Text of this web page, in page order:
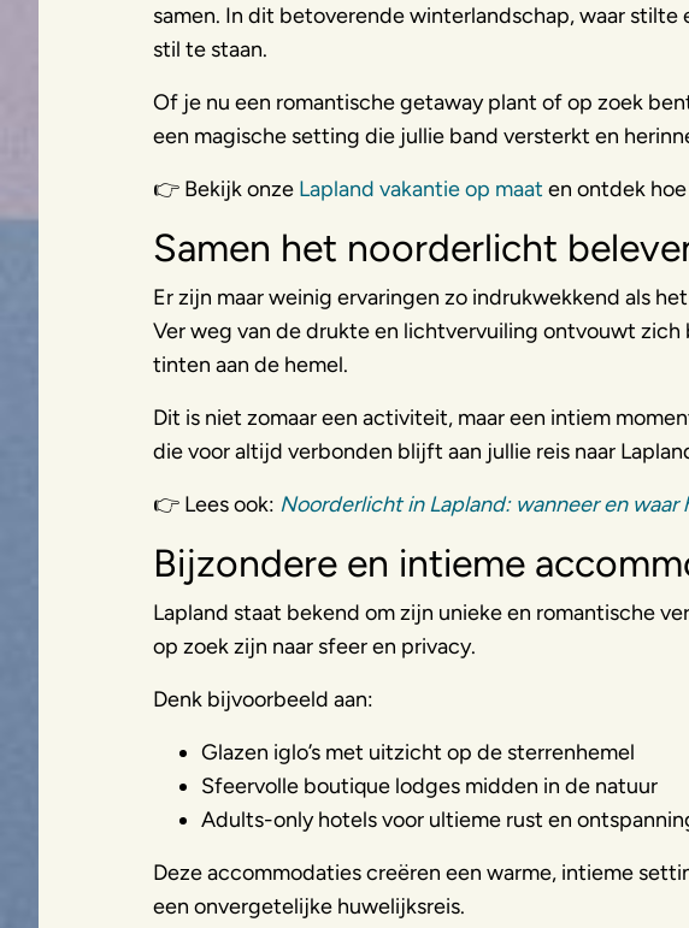
samen. In dit betoverende winterlandschap, waar
stil te staan.
Of je nu een romantische getaway plant of op zoek
een magische setting die jullie band versterkt en
👉 Bekijk onze Lapland vakantie op maat en ontdek
Samen het noorderlicht
Er zijn maar weinig ervaringen zo indrukwekkend als
Ver weg van de drukte en lichtvervuiling ontvouwt zich
tinten aan de hemel.
Dit is niet zomaar een activiteit, maar een intiem
die voor altijd verbonden blijft aan jullie reis naar
👉 Lees ook: Noorderlicht in Lapland: wanneer en waar
Bijzondere en intieme
Lapland staat bekend om zijn unieke en romantische
op zoek zijn naar sfeer en privacy.
Denk bijvoorbeeld aan:
Glazen iglo’s met uitzicht op de sterrenhemel
Sfeervolle boutique lodges midden in de natuur
Adults-only hotels voor ultieme rust en
Deze accommodaties creëren een warme, intieme
een onvergetelijke huwelijksreis.